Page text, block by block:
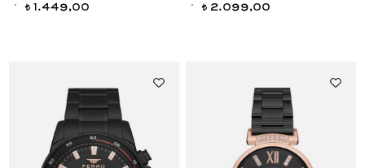
t 1.449,00 t 2.099,00